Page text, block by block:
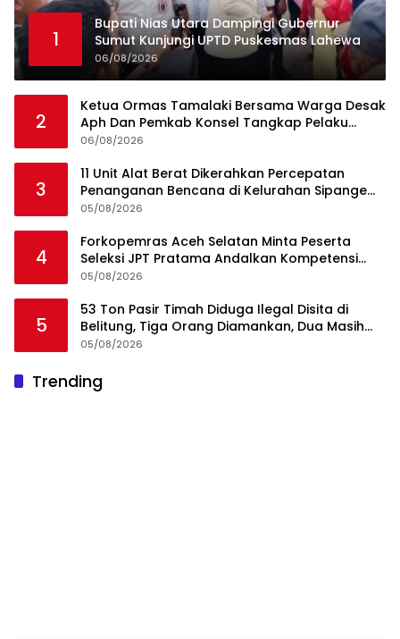
1
Bupati Nias Utara Dampingi Gubernur
Sumut Kunjungi UPTD Puskesmas Lahewa
06/08/2026
2
Ketua Ormas Tamalaki Bersama Warga Desak
Aph Dan Pemkab Konsel Tangkap Pelaku
Angkut Cangkang Sawit Overload, Truk PT KAP
06/08/2026
3
11 Unit Alat Berat Dikerahkan Percepatan
Penanganan Bencana di Kelurahan Sipange
Kecamatan Tukka
05/08/2026
4
Forkopemras Aceh Selatan Minta Peserta
Seleksi JPT Pratama Andalkan Kompetensi
dan Integritas, Bukan Kedekatan
05/08/2026
5
53 Ton Pasir Timah Diduga Ilegal Disita di
Belitung, Tiga Orang Diamankan, Dua Masih
Diburu
05/08/2026
Trending
1
Gerindra